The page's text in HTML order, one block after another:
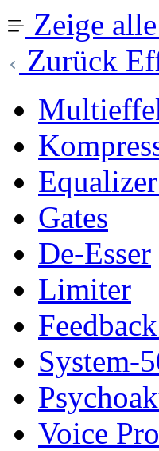
Zeige
Zurück
Equalizer
Gates
De-Esser
Limiter
System-
Voice